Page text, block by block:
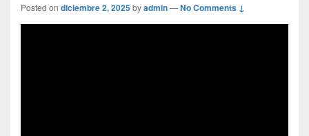
Posted on diciembre 2, 2025byadmin—No Comments ↓